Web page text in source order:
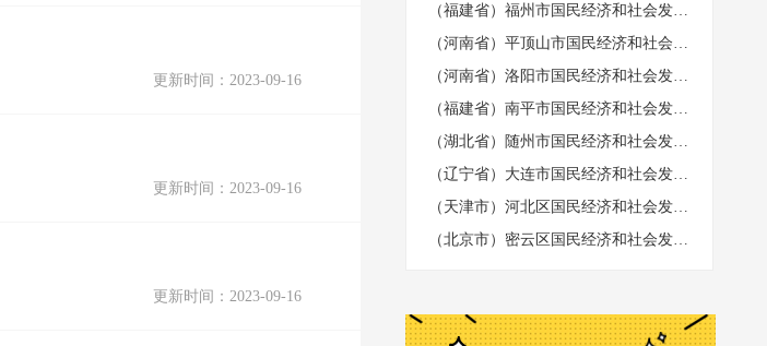
更新时间：2023-09-16
更新时间：2023-09-16
更新时间：2023-09-16